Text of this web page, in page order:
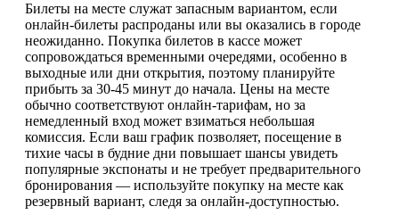
Билеты на месте служат запасным вариантом, если
онлайн-билеты распроданы или вы оказались в городе
неожиданно. Покупка билетов в кассе может
сопровождаться временными очередями, особенно в
выходные или дни открытия, поэтому планируйте
прибыть за 30-45 минут до начала. Цены на месте
обычно соответствуют онлайн-тарифам, но за
немедленный вход может взиматься небольшая
комиссия. Если ваш график позволяет, посещение в
тихие часы в будние дни повышает шансы увидеть
популярные экспонаты и не требует предварительного
бронирования — используйте покупку на месте как
резервный вариант, следя за онлайн-доступностью.